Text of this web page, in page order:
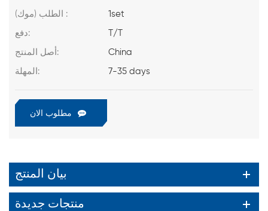
الطلب (موك) : 1set
دفع: T/T
أصل المنتج: China
المهلة: 7-35 days
مطلوب الان
بيان المنتج
منتجات جديدة